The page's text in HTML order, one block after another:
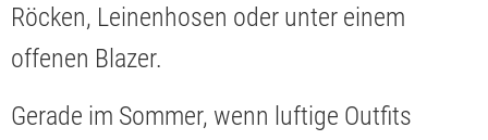
Röcken, Leinenhosen oder unter einem
offenen Blazer.
Gerade im Sommer, wenn luftige Outfits